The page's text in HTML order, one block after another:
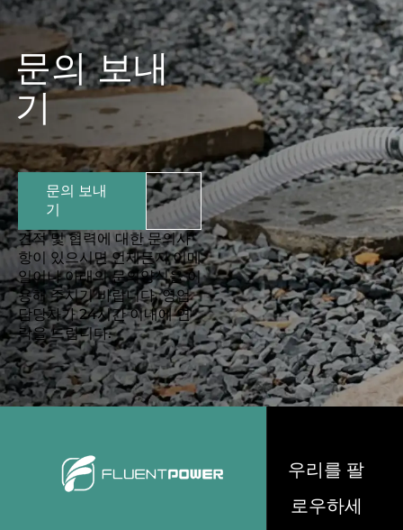
문의 보내
기
문의 보내
기
견적 및 협력에 대한 문의사
항이 있으시면 언제든지 이메
일이나 아래의 문의양식을 이
용해 주시기 바랍니다. 영업
담당자가 24시간 이내에 연
락을 드립니다.
우리를 팔
로우하세